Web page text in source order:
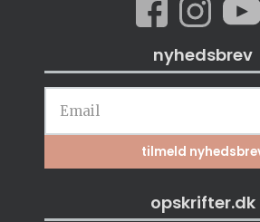
nyhedsbrev
opskrifter.dk